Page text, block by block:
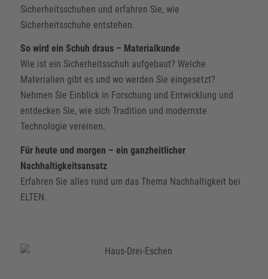
Sicherheitsschuhen und erfahren Sie, wie
Sicherheitsschuhe entstehen.
So wird ein Schuh draus – Materialkunde
Wie ist ein Sicherheitsschuh aufgebaut? Welche
Materialien gibt es und wo werden Sie eingesetzt?
Nehmen Sie Einblick in Forschung und Entwicklung und
entdecken Sie, wie sich Tradition und modernste
Technologie vereinen.
Für heute und morgen – ein ganzheitlicher
Nachhaltigkeitsansatz
Erfahren Sie alles rund um das Thema Nachhaltigkeit bei
ELTEN.